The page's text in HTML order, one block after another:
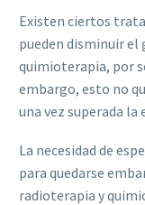
Existen ciertos
pueden disminuir el
quimioterapia, por
embargo, esto no
una vez superada la
La necesidad de
para quedarse
radioterapia y